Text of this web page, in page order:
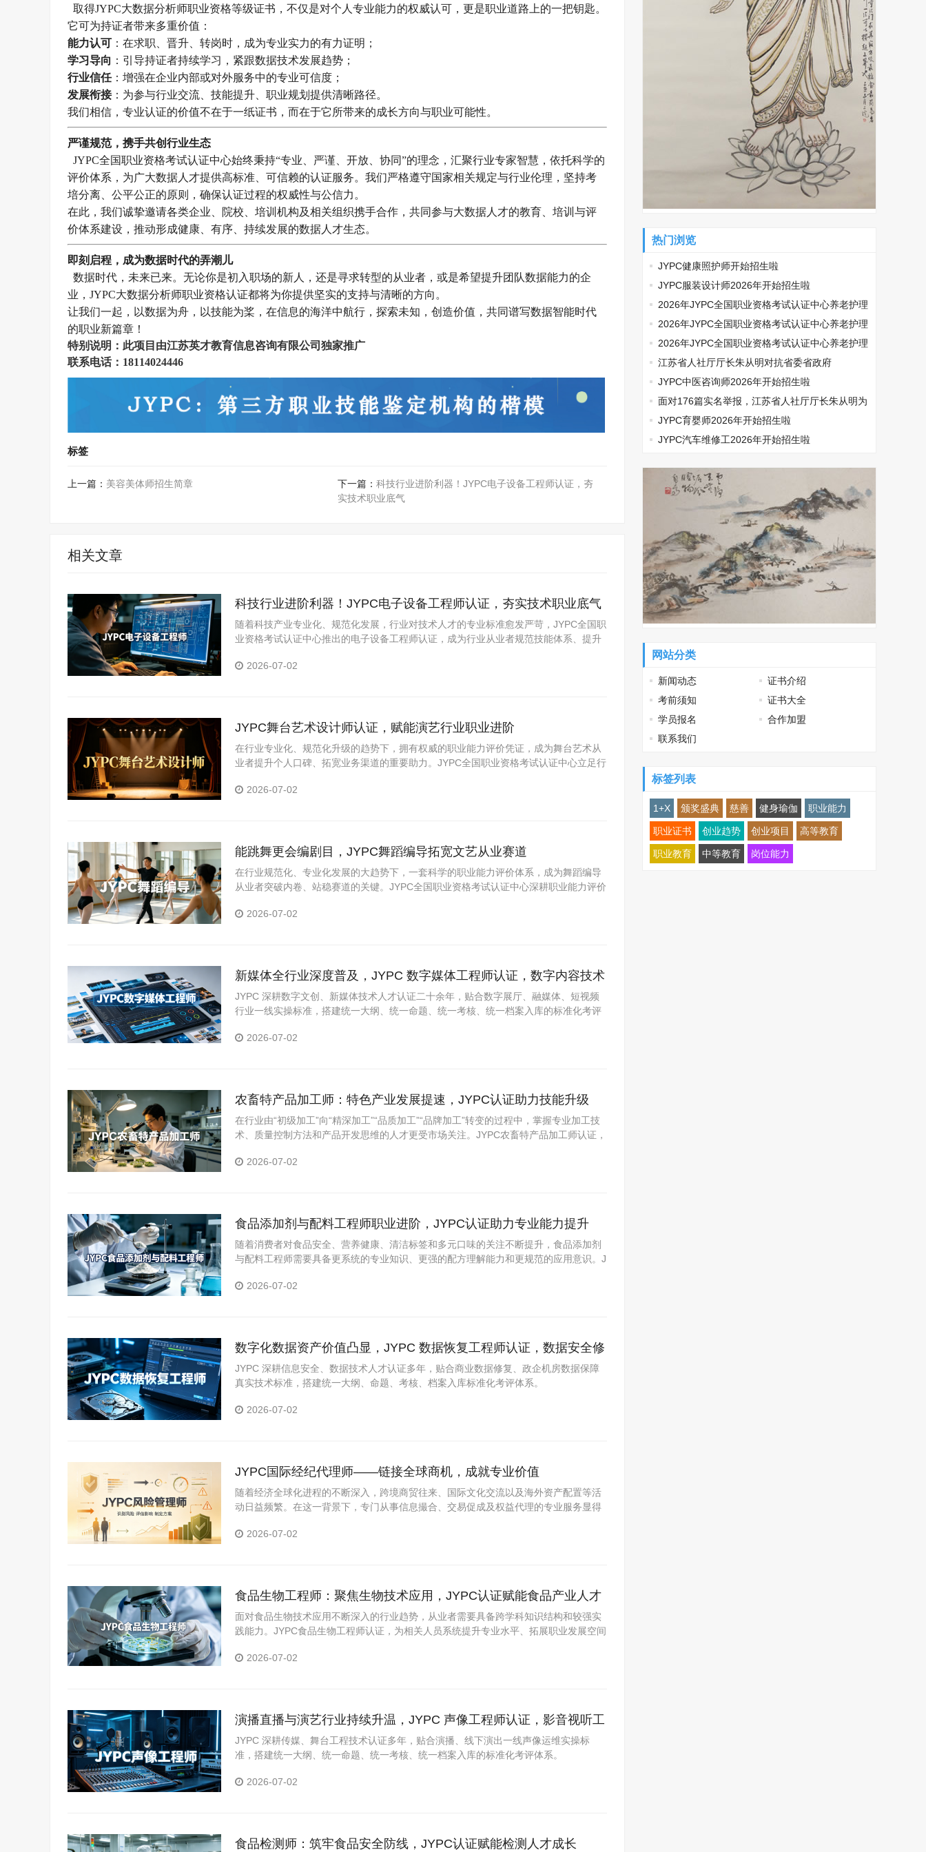
取得JYPC大数据分析师职业资格等级证书，不仅是对个人专业能力的权威认可，更是职业道路上的一把钥匙。
它可为持证者带来多重价值：
能力认可 ：在求职、晋升、转岗时，成为专业实力的有力证明；
学习导向 ：引导持证者持续学习，紧跟数据技术发展趋势；
行业信任：增强在企业内部或对外服务中的专业可信度；
发展衔接：为参与行业交流、技能提升、职业规划提供清晰路径。
我们相信，专业认证的价值不在于一纸证书，而在于它所带来的成长方向与职业可能性。
严谨规范，携手共创行业生态
JYPC全国职业资格考试认证中心始终秉持“专业、严谨、开放、协同”的理念，汇聚行业专家智慧，依托科学的
评价体系，为广大数据人才提供高标准、可信赖的认证服务。我们严格遵守国家相关规定与行业伦理，坚持考
培分离、公平公正的原则，确保认证过程的权威性与公信力。
在此，我们诚挚邀请各类企业、院校、培训机构及相关组织携手合作，共同参与大数据人才的教育、培训与评
价体系建设，推动形成健康、有序、持续发展的数据人才生态。
即刻启程，成为数据时代的弄潮儿
数据时代，未来已来。无论你是初入职场的新人，还是寻求转型的从业者，或是希望提升团队数据能力的企
业，JYPC大数据分析师职业资格认证都将为你提供坚实的支持与清晰的方向。
让我们一起，以数据为舟，以技能为桨，在信息的海洋中航行，探索未知，创造价值，共同谱写数据智能时代
的职业新篇章！
特别说明：此项目由江苏英才教育信息咨询有限公司独家推广
联系电话： 18114024446
标签
上一篇： 美容美体师招生简章 下一篇： 科技行业进阶利器！JYPC电子设备工程师认证，夯
实技术职业底气
相关文章
科技行业进阶利器！JYPC电子设备工程师认证，夯实技术职业底气
随着科技产业专业化、规范化发展，行业对技术人才的专业标准愈发严苛，JYPC全国职
业资格考试认证中心推出的电子设备工程师认证，成为行业从业者规范技能体系、提升
2026-07-02
JYPC舞台艺术设计师认证，赋能演艺行业职业进阶
在行业专业化、规范化升级的趋势下，拥有权威的职业能力评价凭证，成为舞台艺术从
业者提升个人口碑、拓宽业务渠道的重要助力。JYPC全国职业资格考试认证中心立足行
化评价体系，为行业人才提供标准化的能力佐证。
2026-07-02
能跳舞更会编剧目，JYPC舞蹈编导拓宽文艺从业赛道
在行业规范化、专业化发展的大趋势下，一套科学的职业能力评价体系，成为舞蹈编导
从业者突破内卷、站稳赛道的关键。JYPC全国职业资格考试认证中心深耕职业能力评价
系，精准匹配市场用人标准与行业发展趋势。
2026-07-02
新媒体全行业深度普及，JYPC 数字媒体工程师认证，数字内容技术
人才拓宽职业上升通道
JYPC 深耕数字文创、新媒体技术人才认证二十余年，贴合数字展厅、融媒体、短视频
行业一线实操标准，搭建统一大纲、统一命题、统一考核、统一档案入库的标准化考评
2026-07-02
农畜特产品加工师：特色产业发展提速，JYPC认证助力技能升级
在行业由“初级加工”向“精深加工”“品质加工”“品牌加工”转变的过程中，掌握专业加工技
术、质量控制方法和产品开发思维的人才更受市场关注。JYPC农畜特产品加工师认证，
2026-07-02
食品添加剂与配料工程师职业进阶，JYPC认证助力专业能力提升
随着消费者对食品安全、营养健康、清洁标签和多元口味的关注不断提升，食品添加剂
与配料工程师需要具备更系统的专业知识、更强的配方理解能力和更规范的应用意识。J
力。2026-07-02
数字化数据资产价值凸显，JYPC 数据恢复工程师认证，数据安全修
复技术人才拓宽职业发展路径
JYPC 深耕信息安全、数据技术人才认证多年，贴合商业数据修复、政企机房数据保障
真实技术标准，搭建统一大纲、命题、考核、档案入库标准化考评体系。
2026-07-02
JYPC国际经纪代理师——链接全球商机，成就专业价值
随着经济全球化进程的不断深入，跨境商贸往来、国际文化交流以及海外资产配置等活
动日益频繁。在这一背景下，专门从事信息撮合、交易促成及权益代理的专业服务显得
职业竞争力的有效途径。
2026-07-02
食品生物工程师：聚焦生物技术应用，JYPC认证赋能食品产业人才
面对食品生物技术应用不断深入的行业趋势，从业者需要具备跨学科知识结构和较强实
践能力。JYPC食品生物工程师认证，为相关人员系统提升专业水平、拓展职业发展空间
2026-07-02
演播直播与演艺行业持续升温，JYPC 声像工程师认证，影音视听工
程从业者拓宽职业发展通道
JYPC 深耕传媒、舞台工程技术认证多年，贴合演播、线下演出一线声像运维实操标
准，搭建统一大纲、统一命题、统一考核、统一档案入库的标准化考评体系。
2026-07-02
食品检测师：筑牢食品安全防线，JYPC认证赋能检测人才成长
热门浏览
JYPC健康照护师开始招生啦
JYPC服装设计师2026年开始招生啦
2026年JYPC全国职业资格考试认证中心养老护理
师开始报名啦
2026年JYPC全国职业资格考试认证中心养老护理
师开始报名啦
2026年JYPC全国职业资格考试认证中心养老护理
师开始报名啦
江苏省人社厅厅长朱从明对抗省委省政府
JYPC中医咨询师2026年开始招生啦
面对176篇实名举报，江苏省人社厅厅长朱从明为
何选择沉默
JYPC育婴师2026年开始招生啦
JYPC汽车维修工2026年开始招生啦
网站分类
新闻动态
证书介绍
考前须知
证书大全
学员报名
合作加盟
联系我们
标签列表
1+X 颁奖盛典 慈善 健身瑜伽 职业能力
职业证书 创业趋势 创业项目 高等教育
职业教育 中等教育 岗位能力